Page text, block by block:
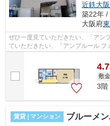
近鉄大
築22年 /
大阪府
ぜひ一度見ていただきたい、「アン
ていただきたい、「アンプルール
敷金
3階
賃貸 | マンション ブルーメ